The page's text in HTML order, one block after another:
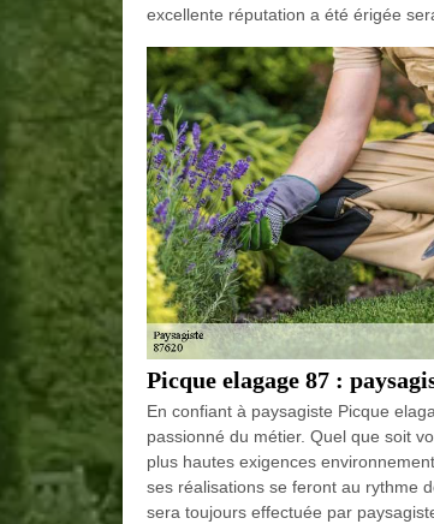
excellente réputation a été érigée
Picque elagage 87 :
En confiant à paysagiste Picque
passionné du métier. Quel que soit
plus hautes exigences
ses réalisations se feront au rythme
sera toujours effectuée par